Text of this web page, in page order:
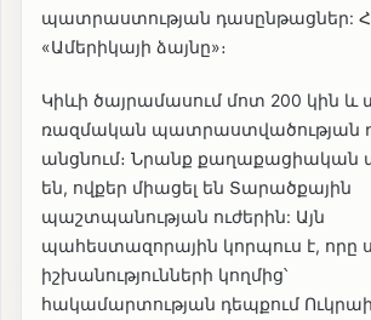
պատրաստության դասընթացներ:
«Ամերիկայի ձայնը»։
Կիևի ծայրամասում մոտ 200 կին
ռազմական պատրաստվածության
անցնում։ Նրանք քաղաքացիական
են, ովքեր միացել են Տարածքային
պաշտպանության ուժերին: Այն
պահեստազորային կորպուս է, որը
իշխանությունների կողմից՝
հակամարտության դեպքում